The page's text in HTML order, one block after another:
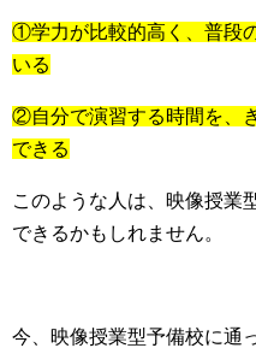
①学力が比較的高く、普段
いる
②自分で演習する時間を、
できる
このような人は、映像授業
できるかもしれません。
今、映像授業型予備校に通